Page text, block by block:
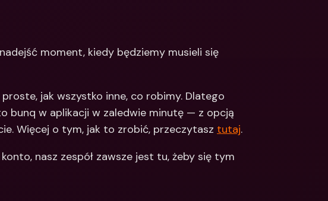
waluty
moment, kiedy będziemy musieli się
jak wszystko inne, co robimy. Dlatego
bunq w aplikacji w zaledwie minutę — z opcją
Więcej o tym, jak to zrobić, przeczytasz tutaj.
nasz zespół zawsze jest tu, żeby się tym